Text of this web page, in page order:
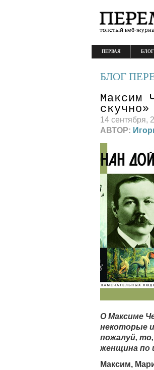
ПЕРВАЯ
БЛОГ
Максим
скучно»
14 сентября,
АВТОР:
О Максиме
некоторые
пожалуй,
женщина по
Максим,